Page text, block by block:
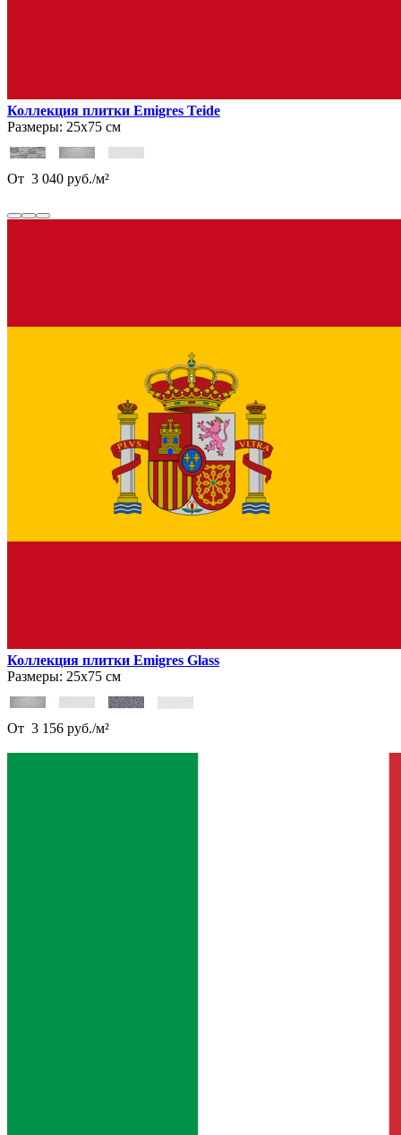
Коллекция плитки Emigres Teide
Размеры: 25х75 см
От 3 040 руб./м²
Коллекция плитки Emigres Glass
Размеры: 25х75 см
От 3 156 руб./м²